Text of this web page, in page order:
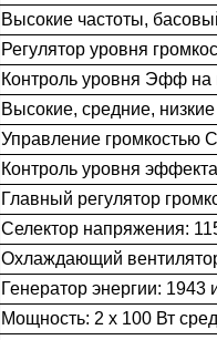
Высокие частоты,
Регулятор уровня
Контроль уровня Эфф на
Высокие, средние,
Управление громкостью
Контроль уровня
Главный регулятор
Селектор напряжения:
Охлаждающий
Генератор энергии: 1943
Мощность: 2 х 100 Вт